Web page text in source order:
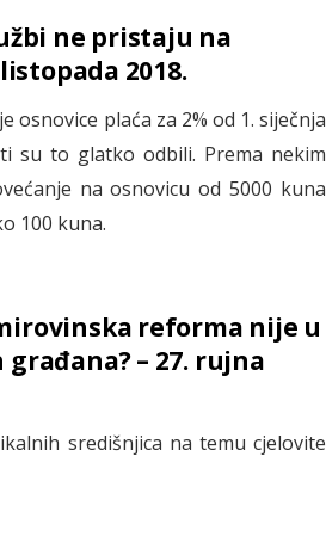
ne pristaju na
2018.
osnovice plaća za 2% od 1. siječnja
su to glatko odbili. Prema nekim
na osnovicu od 5000 kuna
100 kuna.
reforma nije u
– 27. rujna
središnjica na temu cjelovite